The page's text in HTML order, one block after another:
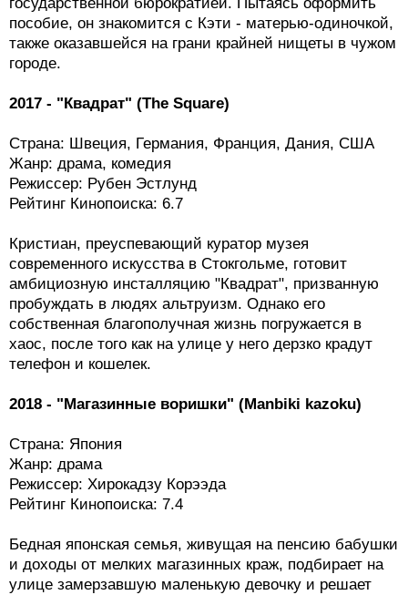
государственной бюрократией. Пытаясь оформить
пособие, он знакомится с Кэти - матерью-одиночкой,
также оказавшейся на грани крайней нищеты в чужом
городе.
2017 - "Квадрат" (The Square)
Страна: Швеция, Германия, Франция, Дания, США
Жанр: драма, комедия
Режиссер: Рубен Эстлунд
Рейтинг Кинопоиска: 6.7
Кристиан, преуспевающий куратор музея
современного искусства в Стокгольме, готовит
амбициозную инсталляцию "Квадрат", призванную
пробуждать в людях альтруизм. Однако его
собственная благополучная жизнь погружается в
хаос, после того как на улице у него дерзко крадут
телефон и кошелек.
2018 - "Магазинные воришки" (Manbiki kazoku)
Страна: Япония
Жанр: драма
Режиссер: Хирокадзу Корээда
Рейтинг Кинопоиска: 7.4
Бедная японская семья, живущая на пенсию бабушки
и доходы от мелких магазинных краж, подбирает на
улице замерзавшую маленькую девочку и решает